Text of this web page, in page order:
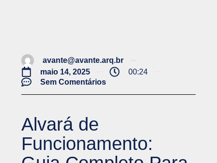
avante@avante.arq.br
maio 14, 2025
00:24
Sem Comentários
Alvará de
Funcionamento: